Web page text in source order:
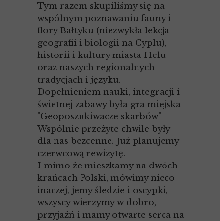
Tym razem skupiliśmy się na
wspólnym poznawaniu fauny i
flory Bałtyku (niezwykła lekcja
geografii i biologii na Cyplu),
historii i kultury miasta Helu
oraz naszych regionalnych
tradycjach i języku.
Dopełnieniem nauki, integracji i
świetnej zabawy była gra miejska
"Geoposzukiwacze skarbów"
Wspólnie przeżyte chwile były
dla nas bezcenne. Już planujemy
czerwcową rewizytę.
I mimo że mieszkamy na dwóch
krańcach Polski, mówimy nieco
inaczej, jemy śledzie i oscypki,
wszyscy wierzymy w dobro,
przyjaźń i mamy otwarte serca na